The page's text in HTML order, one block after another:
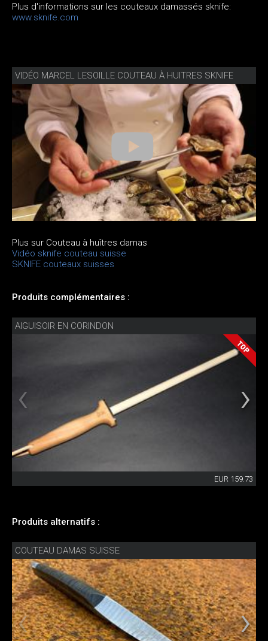
Plus d'informations sur les couteaux damassés sknife:
www.sknife.com
VIDÉO MARCEL LESOILLE COUTEAU À HUITRES SKNIFE
Plus sur Couteau à huîtres damas
Vidéo sknife couteau suisse
SKNIFE couteaux suisses
Produits complémentaires :
AIGUISOIR EN CORINDON
EUR 159.73
Produits alternatifs :
COUTEAU DAMAS SUISSE